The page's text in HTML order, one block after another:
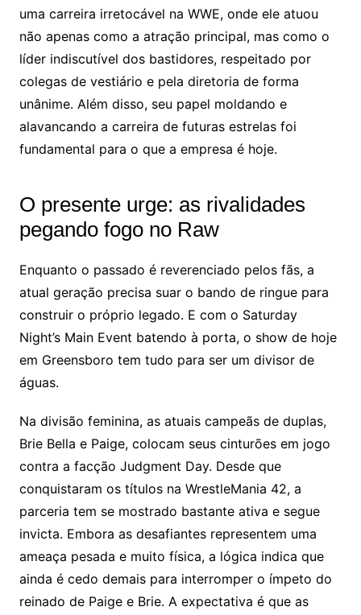
uma carreira irretocável na WWE, onde ele atuou
não apenas como a atração principal, mas como o
líder indiscutível dos bastidores, respeitado por
colegas de vestiário e pela diretoria de forma
unânime. Além disso, seu papel moldando e
alavancando a carreira de futuras estrelas foi
fundamental para o que a empresa é hoje.
O presente urge: as rivalidades
pegando fogo no Raw
Enquanto o passado é reverenciado pelos fãs, a
atual geração precisa suar o bando de ringue para
construir o próprio legado. E com o Saturday
Night’s Main Event batendo à porta, o show de hoje
em Greensboro tem tudo para ser um divisor de
águas.
Na divisão feminina, as atuais campeãs de duplas,
Brie Bella e Paige, colocam seus cinturões em jogo
contra a facção Judgment Day. Desde que
conquistaram os títulos na WrestleMania 42, a
parceria tem se mostrado bastante ativa e segue
invicta. Embora as desafiantes representem uma
ameaça pesada e muito física, a lógica indica que
ainda é cedo demais para interromper o ímpeto do
reinado de Paige e Brie. A expectativa é que as